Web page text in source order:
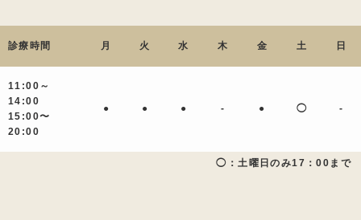
診療時間 月 火 水 木 金 土 日
11:00～
14:00
15:00〜
20:00
● ● ● - ● ◯ -
◯：土曜日のみ17：00まで